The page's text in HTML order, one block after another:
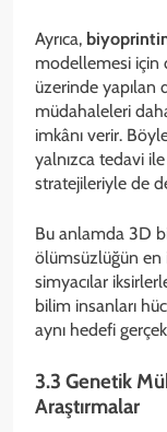
Ayrıca,
modellemesi için
üzerinde yapılan
müdahaleleri
imkânı verir.
yalnızca tedavi
stratejileriyle de
Bu anlamda 3D
ölümsüzlüğün
simyacılar
bilim insanları
aynı hedefi
3.3 Genetik
Araştırmalar